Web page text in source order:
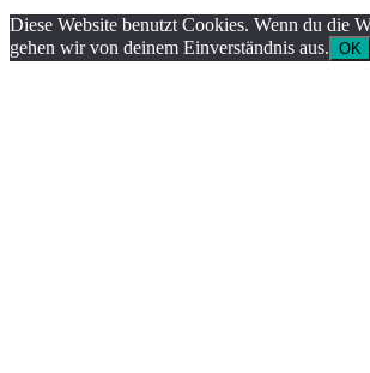
Diese Website benutzt Cookies. Wenn du die
gehen wir von deinem Einverständnis aus. OK